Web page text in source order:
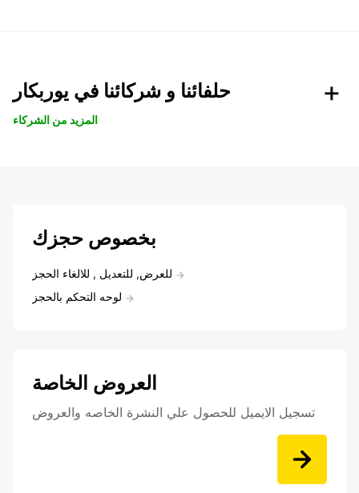
حلفائنا و شركائنا في يوربكار
المزيد من الشركاء
بخصوص حجزك
للعرض, للتعديل , للالغاء الحجز
لوحه التحكم بالحجز
العروض الخاصة
تسجيل الايميل للحصول علي النشرة الخاصه والعروض